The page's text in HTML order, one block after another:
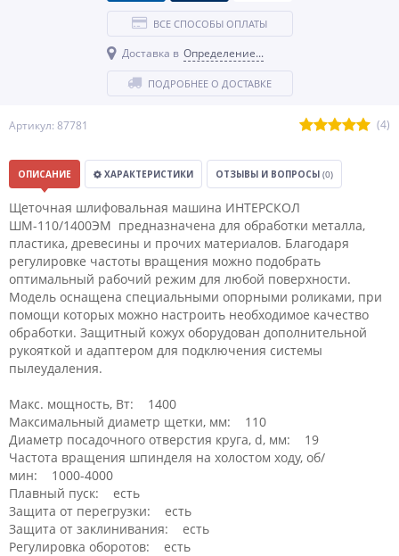
Артикул: 87781 (4)
ВСЕ СПОСОБЫ ОПЛАТЫ
Доставка в Определение...
ПОДРОБНЕЕ О ДОСТАВКЕ
ОПИСАНИЕ ХАРАКТЕРИСТИКИ ОТЗЫВЫ И ВОПРОСЫ (0)
Щеточная шлифовальная машина ИНТЕРСКОЛ
ШМ-110/1400ЭМ предназначена для обработки металла,
пластика, древесины и прочих материалов. Благодаря
регулировке частоты вращения можно подобрать
оптимальный рабочий режим для любой поверхности.
Модель оснащена специальными опорными роликами, при
помощи которых можно настроить необходимое качество
обработки. Защитный кожух оборудован дополнительной
рукояткой и адаптером для подключения системы
пылеудаления.
Макс. мощность, Вт: 1400
Максимальный диаметр щетки, мм: 110
Диаметр посадочного отверстия круга, d, мм: 19
Частота вращения шпинделя на холостом ходу, об/
мин: 1000-4000
Плавный пуск: есть
Защита от перегрузки: есть
Защита от заклинивания: есть
Регулировка оборотов: есть